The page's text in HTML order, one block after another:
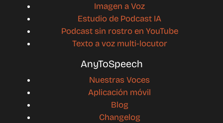
Imagen a Voz
Estudio de Podcast IA
Podcast sin rostro en YouTube
Texto a voz multi-locutor
AnyToSpeech
Nuestras Voces
Aplicación móvil
Blog
Changelog